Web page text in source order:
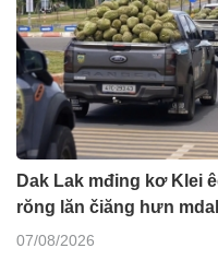
Dak Lak mđing kơ Klei
rŏng lăn čiăng hưn
07/08/2026